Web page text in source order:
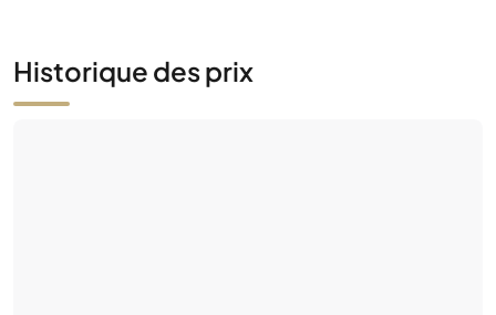
Historique des prix